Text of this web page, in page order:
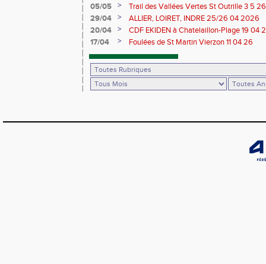
05/05
>
Trail des Vallées Vertes St Outrille 3 5 26
29/04
>
ALLIER, LOIRET, INDRE 25/26 04 2026
20/04
>
CDF EKIDEN à Chatelaillon-Plage 19 04
17/04
> Foulées de St Martin Vierzon 11 04 26